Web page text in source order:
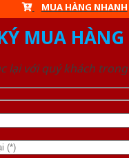
MUA HÀNG NHANH
MUA
lại với quý khách